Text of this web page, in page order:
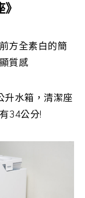
方全素白的簡
質感
升水箱，清潔座
34公分!